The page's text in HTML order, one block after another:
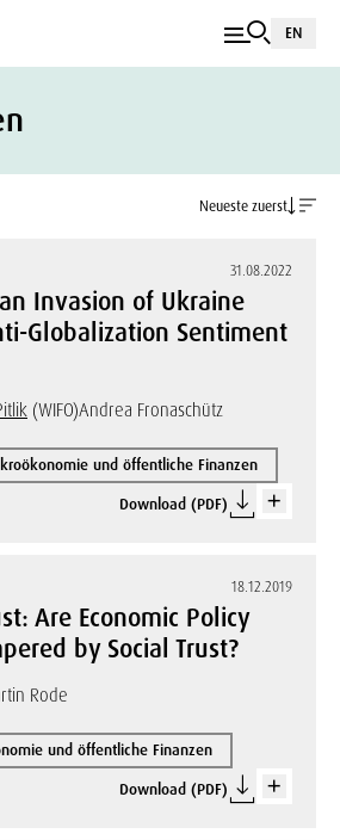
EN
Neueste zuerst
31.08.2022
Invasion of Ukraine
Globalization Sentiment
(WIFO)Andrea Fronaschütz
und öffentliche Finanzen
Download (PDF)
18.12.2019
Are Economic Policy
by Social Trust?
Rode
und öffentliche Finanzen
Download (PDF)